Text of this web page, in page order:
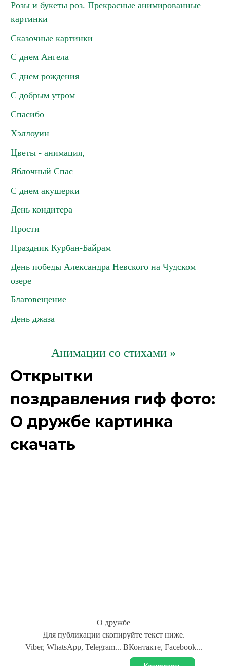
Розы и букеты роз. Прекрасные анимированные
картинки
Сказочные картинки
С днем Ангела
С днем рождения
С добрым утром
Спасибо
Хэллоуин
Цветы - анимация,
Яблочный Спас
С днем акушерки
День кондитера
Прости
Праздник Курбан-Байрам
День победы Александра Невского на Чудском
озере
Благовещение
День джаза
Анимации со стихами »
Открытки
поздравления гиф фото:
О дружбе картинка
скачать
О дружбе
Для публикации скопируйте текст ниже.
Viber, WhatsApp, Telegram... ВКонтакте, Facebook...